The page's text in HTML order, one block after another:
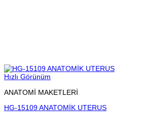
Hızlı Görünüm
ANATOMİ MAKETLERİ
HG-15109 ANATOMİK UTERUS